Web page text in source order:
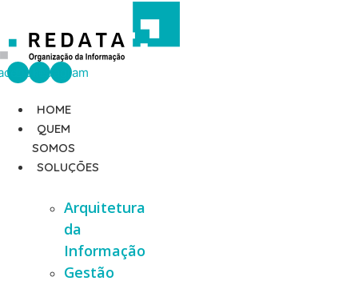
o
conteúdo
LinkedinInstagram
HOME
QUEM
SOMOS
SOLUÇÕES
Arquitetura
da
Informação
Gestão